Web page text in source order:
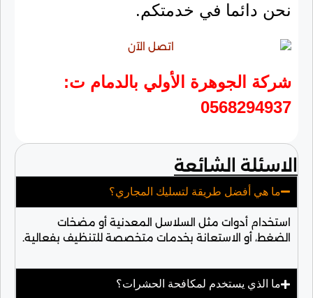
نحن دائما في خدمتكم.
شركة الجوهرة الأولي بالدمام ت:
0568294937
الاسئلة الشائعة
ما هي أفضل طريقة لتسليك المجاري؟
استخدام أدوات مثل السلاسل المعدنية أو مضخات
الضغط، أو الاستعانة بخدمات متخصصة للتنظيف بفعالية.
ما الذي يستخدم لمكافحة الحشرات؟